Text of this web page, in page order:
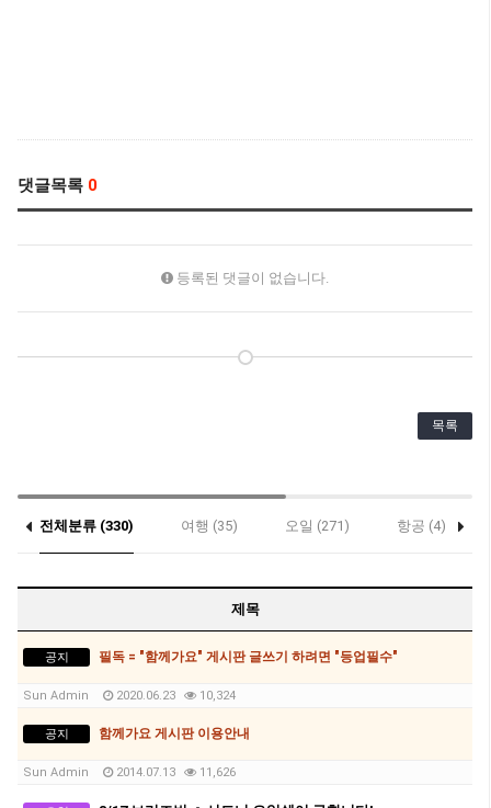
댓글목록 0
등록된 댓글이 없습니다.
목록
전체분류 (330) 여행 (35) 오일 (271) 항공 (4)
제목
공지 필독 = "함께가요" 게시판 글쓰기 하려면 "등업필수"
Sun Admin 2020.06.23 10,324
공지 함께가요 게시판 이용안내
Sun Admin 2014.07.13 11,626